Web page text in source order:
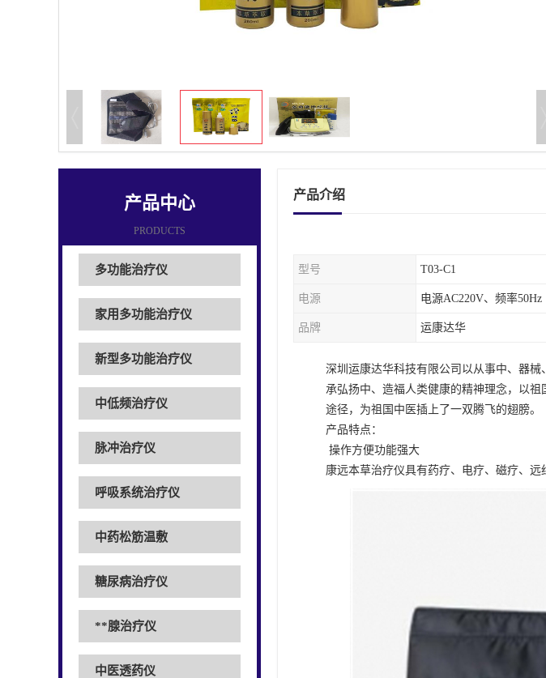
产品中心
PRODUCTS
多功能治疗仪
家用多功能治疗仪
新型多功能治疗仪
中低频治疗仪
脉冲治疗仪
呼吸系统治疗仪
中药松筋温敷
糖尿病治疗仪
**腺治疗仪
中医透药仪
产品介绍
型号 T03-C1
电源 电源AC220V、频率50Hz
品牌 运康达华
深圳运康达华科技有限公司以从事中、器
承弘扬中、造福人类健康的精神理念，以
途径，为祖国中医插上了一双腾飞的翅膀。
产品特点：
操作方便功能强大
康远本草治疗仪具有药疗、电疗、磁疗、